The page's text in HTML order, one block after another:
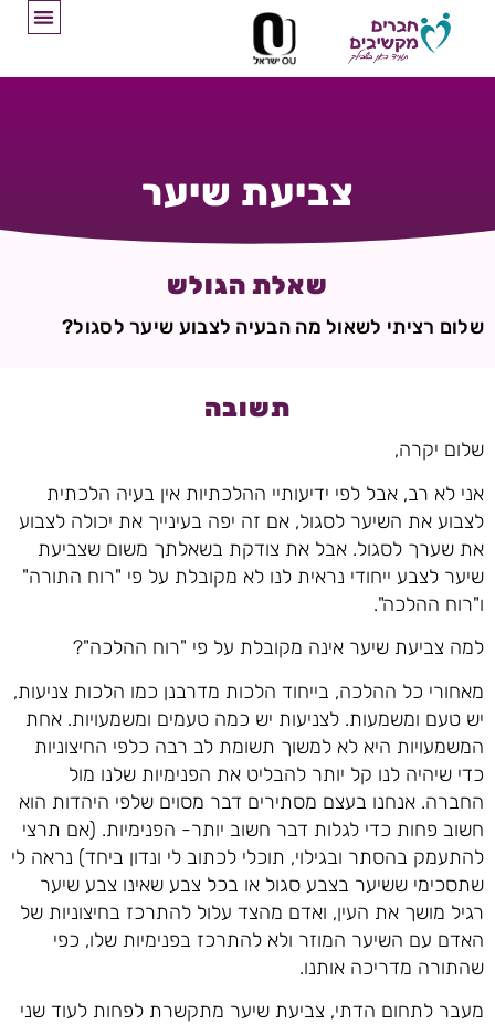
צביעת שיער
שאלת הגולש
שלום רציתי לשאול מה הבעיה לצבוע שיער לסגול?
תשובה
שלום יקרה,
אני לא רב, אבל לפי ידיעותיי ההלכתיות אין בעיה הלכתית
לצבוע את השיער לסגול, אם זה יפה בעינייך את יכולה לצבוע
את שערך לסגול. אבל את צודקת בשאלתך משום שצביעת
שיער לצבע ייחודי נראית לנו לא מקובלת על פי "רוח התורה"
ו"רוח ההלכה".
למה צביעת שיער אינה מקובלת על פי "רוח ההלכה"?
מאחורי כל ההלכה, בייחוד הלכות מדרבנן כמו הלכות צניעות,
יש טעם ומשמעות. לצניעות יש כמה טעמים ומשמעויות. אחת
המשמעויות היא לא למשוך תשומת לב רבה כלפי החיצוניות
כדי שיהיה לנו קל יותר להבליט את הפנימיות שלנו מול
החברה. אנחנו בעצם מסתירים דבר מסוים שלפי היהדות הוא
חשוב פחות כדי לגלות דבר חשוב יותר- הפנימיות. (אם תרצי
להתעמק בהסתר ובגילוי, תוכלי לכתוב לי ונדון ביחד) נראה לי
שתסכימי ששיער בצבע סגול או בכל צבע שאינו צבע שיער
רגיל מושך את העין, ואדם מהצד עלול להתרכז בחיצוניות של
האדם עם השיער המוזר ולא להתרכז בפנימיות שלו, כפי
שהתורה מדריכה אותנו.
מעבר לתחום הדתי, צביעת שיער מתקשרת לפחות לעוד שני